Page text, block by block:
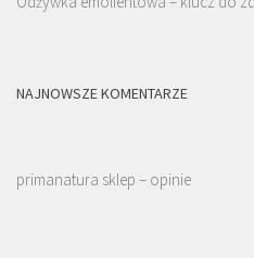
NAJNOWSZE KOMENTARZE
primanatura sklep – opinie